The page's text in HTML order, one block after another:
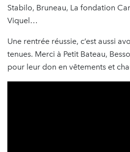
Stabilo, Bruneau, La fondation
Viquel…
Une rentrée réussie, c’est aussi
tenues. Merci à Petit Bateau,
pour leur don en vêtements et